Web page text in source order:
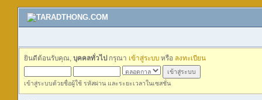
ยินดีต้อนรับคุณ, บุคคลทั่วไป กรุณา เข้าสู่ระบบ หรือ ลงทะเบียน
เข้าสู่ระบบด้วยชื่อผู้ใช้ รหัสผ่าน และระยะเวลาในเซสชั่น